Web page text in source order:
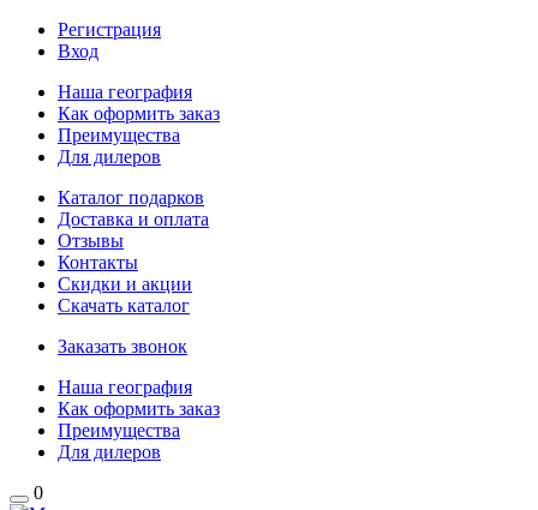
Регистрация
Вход
Наша география
Как оформить заказ
Преимущества
Для дилеров
Каталог подарков
Доставка и оплата
Отзывы
Контакты
Скидки и акции
Скачать каталог
Заказать звонок
Наша география
Как оформить заказ
Преимущества
Для дилеров
0